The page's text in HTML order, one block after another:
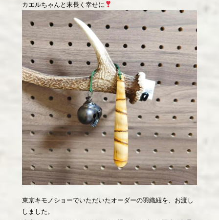
カエルちゃんと末長く幸せに
東京キモノショーでいただいたオーダーの羽織紐を、お渡し
しました。